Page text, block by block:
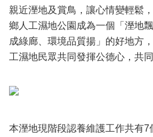
親近溼地及賞鳥，讓心情變輕鬆
鄉人工濕地公園成為一個「溼地
成綠廊、環境品質揚」的好地方
工濕地民眾共同發揮公德心，共
本溼地現階段認養維護工作共有7